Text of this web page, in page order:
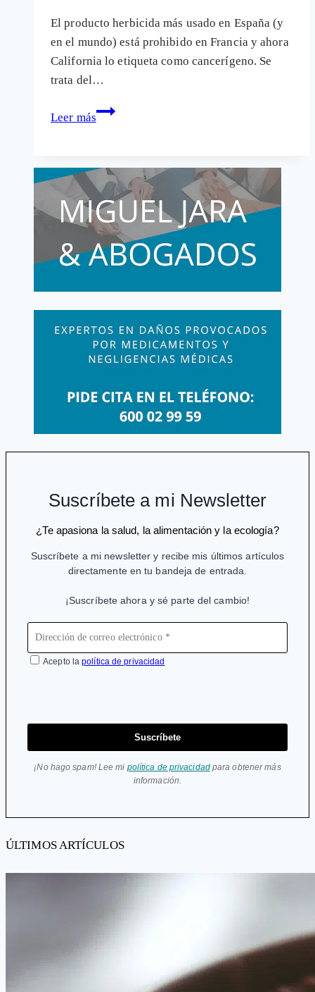
El producto herbicida más usado en España (y
en el mundo) está prohibido en Francia y ahora
California lo etiqueta como cancerígeno. Se
trata del…
Leer más
Glifosato:
Francia
prohíbe,
California
etiqueta
de
cancerígeno
Suscríbete a mi Newsletter
¿Te apasiona la salud, la alimentación y la ecología?
Suscríbete a mi newsletter y recibe mis últimos artículos
directamente en tu bandeja de entrada.
¡Suscríbete ahora y sé parte del cambio!
Acepto lapolítica de privacidad
Suscríbete
¡No hago spam! Lee mi política de privacidadpara obtener más
información.
ÚLTIMOS ARTÍCULOS